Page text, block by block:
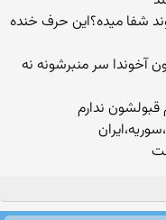
شفا میده؟این حرف خنده
آخوندا سر منبرشونه نه
ندارم